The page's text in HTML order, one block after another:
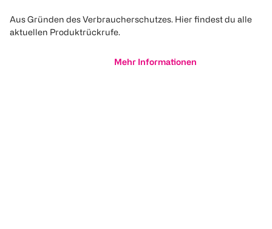
Aus Gründen des Verbraucherschutzes. Hier findest du alle
aktuellen Produktrückrufe.
Mehr Informationen